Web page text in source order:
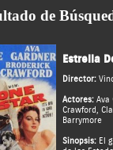
de
Estrella
Director:
Actores: Ava
Crawford,
Barrymore
Sinopsis:El